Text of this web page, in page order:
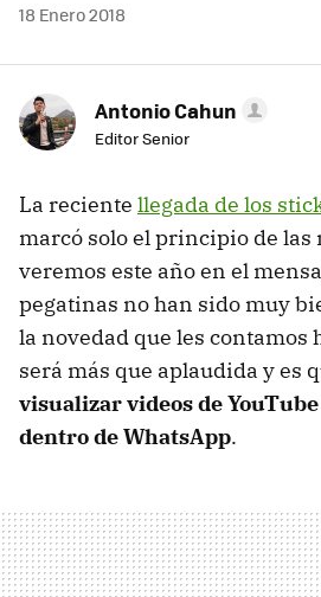
18 Enero 2018
Antonio Cahun
Editor Senior
La reciente llegada de los
marcó solo el principio de las
veremos este año en el
pegatinas no han sido muy
la novedad que les contamos
será más que aplaudida y es
visualizar videos de
dentro de WhatsApp.